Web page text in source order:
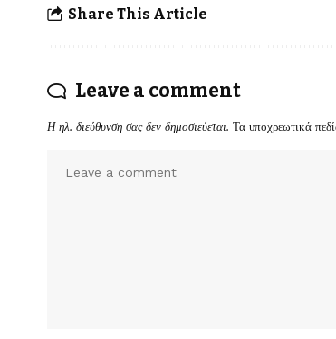
Share This Article
Leave a comment
Η ηλ. διεύθυνση σας δεν δημοσιεύεται. Τα υποχρεωτικά